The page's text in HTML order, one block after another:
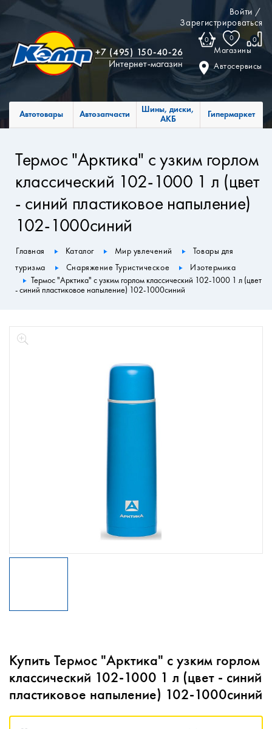
Войти /
Зарегистрироваться
0 0 0
Магазины
Автосервисы
+7 (495) 150-40-26
Интернет-магазин
Автотовары Автозапчасти
Шины, диски,
АКБ
Гипермаркет
Термос "Арктика" с узким горлом
классический 102-1000 1 л (цвет
- синий пластиковое напыление)
102-1000синий
Главная Каталог Мир увлечений
Товары для
туризма
Снаряжение Туристическое
Изотермика
Термос "Арктика" с узким горлом классический 102-1000 1 л (цвет
- синий пластиковое напыление) 102-1000синий
Купить Термос "Арктика" с узким горлом
классический 102-1000 1 л (цвет - синий
пластиковое напыление) 102-1000синий